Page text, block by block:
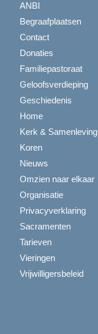
ANBI
Begraafplaatsen
Contact
Donaties
Familiepastoraat
Geloofsverdieping
Geschiedenis
Home
Kerk & Samenleving
Koren
Nieuws
Omzien naar elkaar
Organisatie
Privacyverklaring
Sacramenten
Tarieven
Vieringen
Vrijwilligersbeleid